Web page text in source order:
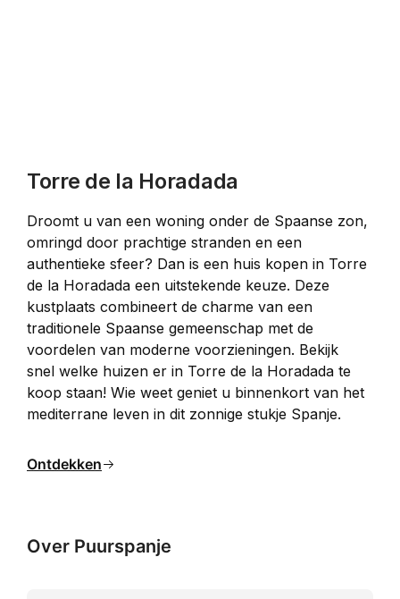
Torre de la Horadada
Droomt u van een woning onder de Spaanse zon,
omringd door prachtige stranden en een
authentieke sfeer? Dan is een huis kopen in Torre
de la Horadada een uitstekende keuze. Deze
kustplaats combineert de charme van een
traditionele Spaanse gemeenschap met de
voordelen van moderne voorzieningen. Bekijk
snel welke huizen er in Torre de la Horadada te
koop staan! Wie weet geniet u binnenkort van het
mediterrane leven in dit zonnige stukje Spanje.​
Ontdekken
Over Puurspanje